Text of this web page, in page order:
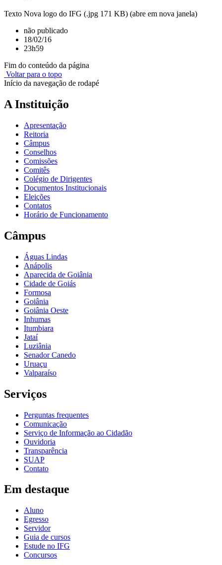
Texto Nova logo do IFG (.jpg 171 KB) (abre em nova janela)
não publicado
18/02/16
23h59
Fim do conteúdo da página
Voltar para o topo
Início da navegação de rodapé
A Instituição
Apresentação
Reitoria
Câmpus
Conselhos
Comissões
Comitês
Colégio de Dirigentes
Documentos Institucionais
Eleições
Contatos
Horário de Funcionamento
Câmpus
Águas Lindas
Anápolis
Aparecida de Goiânia
Cidade de Goiás
Formosa
Goiânia
Goiânia Oeste
Inhumas
Itumbiara
Jataí
Luziânia
Senador Canedo
Uruaçu
Valparaíso
Serviços
Perguntas frequentes
Comunicação
Serviço de Informação ao Cidadão
Ouvidoria
Transparência
SUAP
Contato
Em destaque
Aluno
Egresso
Servidor
Guia de cursos
Estude no IFG
Concursos